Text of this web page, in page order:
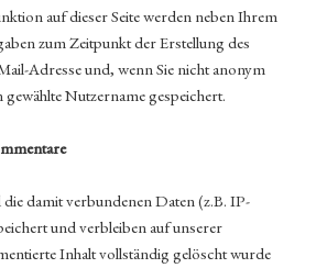
auf dieser Seite werden neben Ihrem
zum Zeitpunkt der Erstellung des
Adresse und, wenn Sie nicht anonym
Nutzername gespeichert.
damit verbundenen Daten (z.B. IP-
und verbleiben auf unserer
Inhalt vollständig gelöscht wurde